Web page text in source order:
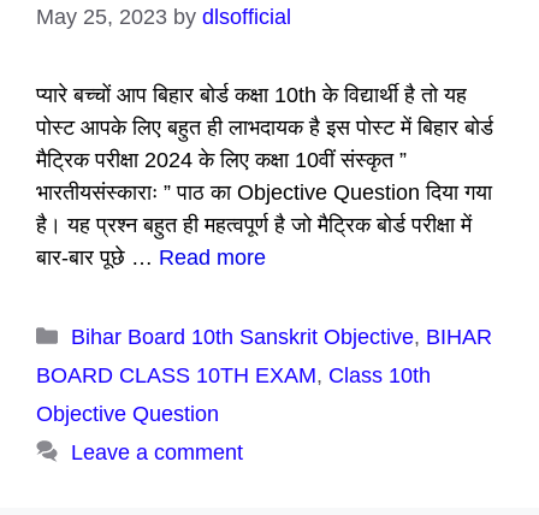
May 25, 2023 by dlsofficial
प्यारे बच्चों आप बिहार बोर्ड कक्षा 10th के विद्यार्थी है तो यह
पोस्ट आपके लिए बहुत ही लाभदायक है इस पोस्ट में बिहार बोर्ड
मैट्रिक परीक्षा 2024 के लिए कक्षा 10वीं संस्कृत ”
भारतीयसंस्काराः ” पाठ का Objective Question दिया गया
है। यह प्रश्न बहुत ही महत्वपूर्ण है जो मैट्रिक बोर्ड परीक्षा में
बार-बार पूछे … Read more
Categories
Bihar Board 10th Sanskrit Objective, BIHAR
BOARD CLASS 10TH EXAM, Class 10th
Objective Question
Leave a comment